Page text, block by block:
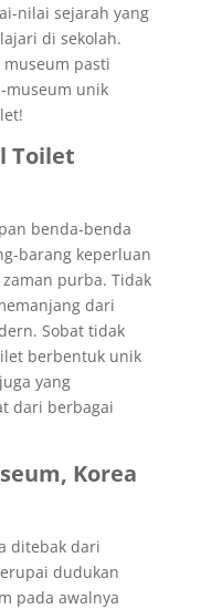
nilai sejarah yang
di sekolah.
pasti
museum unik
Toilet
benda-benda
barang keperluan
purba. Tidak
dari
Sobat tidak
berbentuk unik
yang
dari berbagai
Korea
ditebak dari
dudukan
pada awalnya